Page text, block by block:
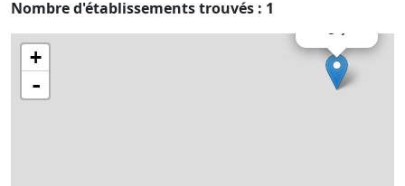
Nombre d'établissements trouvés : 1
+
-